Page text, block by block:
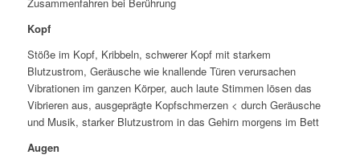
Kopf
Stöße im Kopf, Kribbeln, schwerer Kopf mit starkem
Blutzustrom, Geräusche wie knallende Türen verursachen
Vibrationen im ganzen Körper, auch laute Stimmen lösen das
Vibrieren aus, ausgeprägte Kopfschmerzen < durch Geräusche
und Musik, starker Blutzustrom in das Gehirn morgens im Bett
Augen